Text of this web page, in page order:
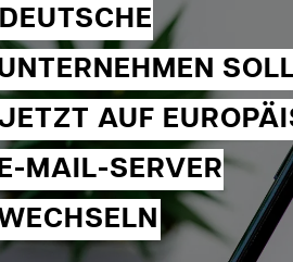
DEUTSCHE
AUF
MAIL-SERVER